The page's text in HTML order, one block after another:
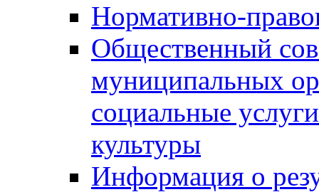
Нормативно-
Общественный
муниципальных
социальные
культуры
Информация о